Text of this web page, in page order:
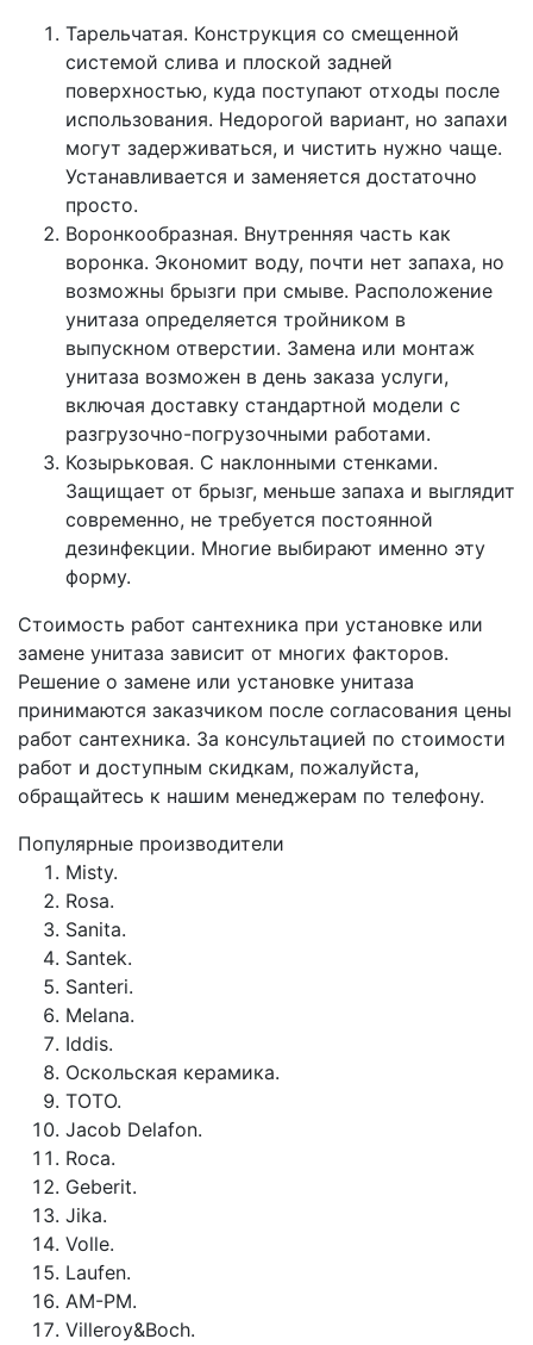
Тарельчатая. Конструкция со смещенной
системой слива и плоской задней
поверхностью, куда поступают отходы после
использования. Недорогой вариант, но запахи
могут задерживаться, и чистить нужно чаще.
Устанавливается и заменяется достаточно
просто.
Воронкообразная. Внутренняя часть как
воронка. Экономит воду, почти нет запаха, но
возможны брызги при смыве. Расположение
унитаза определяется тройником в
выпускном отверстии. Замена или монтаж
унитаза возможен в день заказа услуги,
включая доставку стандартной модели с
разгрузочно-погрузочными работами.
Козырьковая. С наклонными стенками.
Защищает от брызг, меньше запаха и выглядит
современно, не требуется постоянной
дезинфекции. Многие выбирают именно эту
форму.
Стоимость работ сантехника при установке или
замене унитаза зависит от многих факторов.
Решение о замене или установке унитаза
принимаются заказчиком после согласования цены
работ сантехника. За консультацией по стоимости
работ и доступным скидкам, пожалуйста,
обращайтесь к нашим менеджерам по телефону.
Популярные производители
Misty.
Rosa.
Sanita.
Santek.
Santeri.
Melana.
Iddis.
Оскольская керамика.
TOTO.
Jacob Delafon.
Roca.
Geberit.
Jika.
Volle.
Laufen.
AM-PM.
Villeroy&Boch.